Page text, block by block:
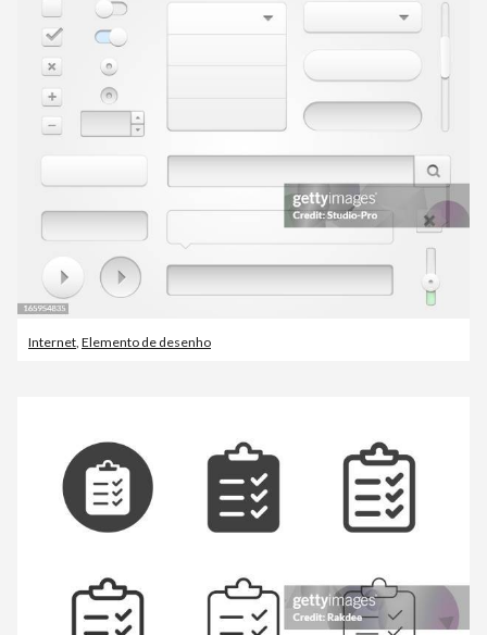
Internet Elemento de desenho